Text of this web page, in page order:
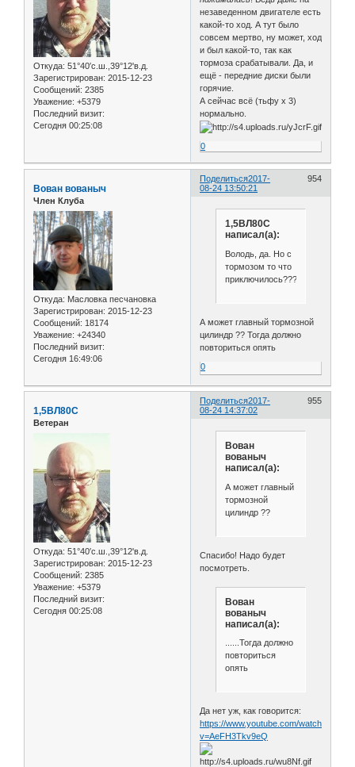
Откуда: 51°40′с.ш.,39°12'в.д.
Зарегистрирован: 2015-12-23
Сообщений: 2385
Уважение: +5379
Последний визит:
Сегодня 00:25:08
незаведенном двигателе есть
какой-то ход. А тут было
совсем мертво, ну может, ход
и был какой-то, так как
тормоза срабатывали. Да, и
ещё - передние диски были
горячие.
А сейчас всё (тьфу х 3)
нормально.
0
Поделиться 954
2017-
08-24 13:50:21
Вован вованыч
Член Клуба
Откуда: Масловка песчановка
Зарегистрирован: 2015-12-23
Сообщений: 18174
Уважение: +24340
Последний визит:
Сегодня 16:49:06
1,5ВЛ80С
написал(а):
Володь, да. Но с
тормозом то что
приключилось???
А может главный тормозной
цилиндр ?? Тогда должно
повториться опять
0
Поделиться 955
2017-
08-24 14:37:02
1,5ВЛ80С
Ветеран
Откуда: 51°40′с.ш.,39°12'в.д.
Зарегистрирован: 2015-12-23
Сообщений: 2385
Уважение: +5379
Последний визит:
Сегодня 00:25:08
Вован
вованыч
написал(а):
А может главный
тормозной
цилиндр ??
Спасибо! Надо будет
посмотреть.
Вован
вованыч
написал(а):
......Тогда должно
повториться
опять
Да нет уж, как говорится:
https://www.youtube.com/watch?
v=AeFH3Tkv9eQ